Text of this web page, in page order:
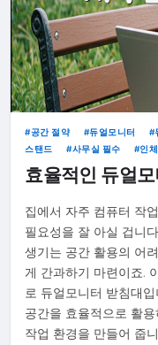
공간 절약 듀얼모니터
스탠드
사무실 필수 인
효율적인 듀얼
집에서 자주 컴퓨터 작
필요성을 잘 아실 겁니
생기는 공간 활용의 어
게 간과하기 마련이죠.
로 듀얼모니터 받침대
공간을 효율적으로 활
작업 환경을 만들어 줍